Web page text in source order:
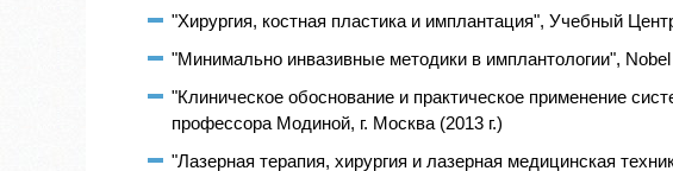
"Хирургия, костная пластика и имплантация", Учебный
"Минимально инвазивные методики в имплантологии", Nobel
"Клиническое обоснование и практическое применение
профессора Модиной, г. Москва (2013 г.)
"Лазерная терапия, хирургия и лазерная медицинская